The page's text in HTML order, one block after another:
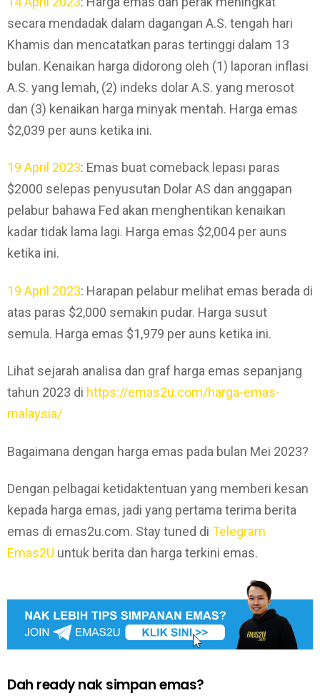
secara mendadak dalam dagangan A.S. tengah hari
Khamis dan mencatatkan paras tertinggi dalam 13
bulan. Kenaikan harga didorong oleh (1) laporan inflasi
A.S. yang lemah, (2) indeks dolar A.S. yang merosot
dan (3) kenaikan harga minyak mentah. Harga emas
$2,039 per auns ketika ini.
19 April 2023: Emas buat comeback lepasi paras
$2000 selepas penyusutan Dolar AS dan anggapan
pelabur bahawa Fed akan menghentikan kenaikan
kadar tidak lama lagi. Harga emas $2,004 per auns
ketika ini.
19 April 2023: Harapan pelabur melihat emas berada di
atas paras $2,000 semakin pudar. Harga susut
semula. Harga emas $1,979 per auns ketika ini.
Lihat sejarah analisa dan graf harga emas sepanjang
tahun 2023 di https://emas2u.com/harga-emas-
malaysia/
Bagaimana dengan harga emas pada bulan Mei 2023?
Dengan pelbagai ketidaktentuan yang memberi kesan
kepada harga emas, jadi yang pertama terima berita
emas di emas2u.com. Stay tuned di Telegram
Emas2U untuk berita dan harga terkini emas.
Dah ready nak simpan emas?